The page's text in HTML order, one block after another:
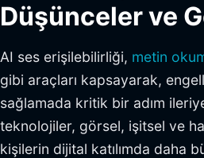
Düşünceler ve
AI ses erişilebilirliği, metin
gibi araçları kapsayarak,
sağlamada kritik bir adım
teknolojiler, görsel, işitsel ve
kişilerin dijital katılımda daha